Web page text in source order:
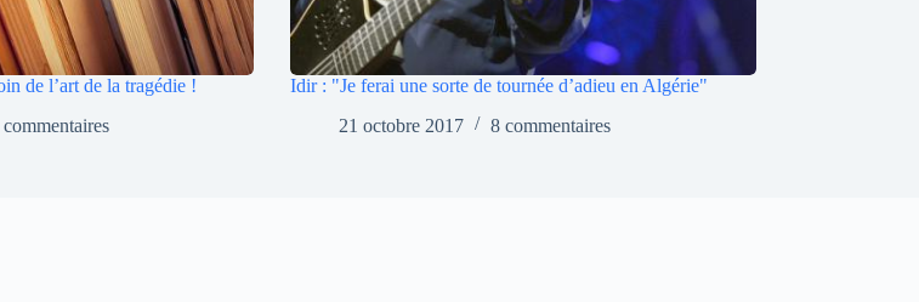
de l’art de la tragédie !
commentaires
Idir : "Je ferai une sorte de tournée d’adieu en Algérie"
21 octobre 2017
8 commentaires